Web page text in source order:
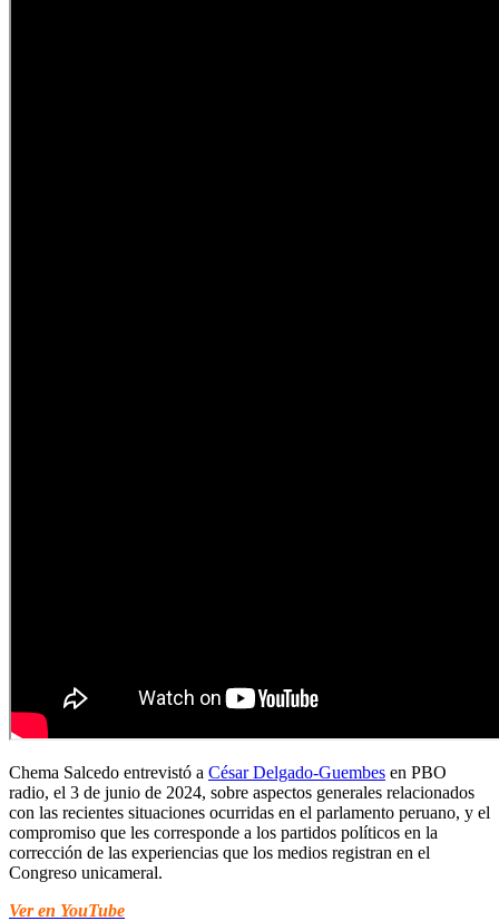
Chema Salcedo entrevistó a César Delgado-Guembes en PBO
radio, el 3 de junio de 2024, sobre aspectos generales relacionados
con las recientes situaciones ocurridas en el parlamento peruano, y el
compromiso que les corresponde a los partidos políticos en la
corrección de las experiencias que los medios registran en el
Congreso unicameral.
Ver en YouTube